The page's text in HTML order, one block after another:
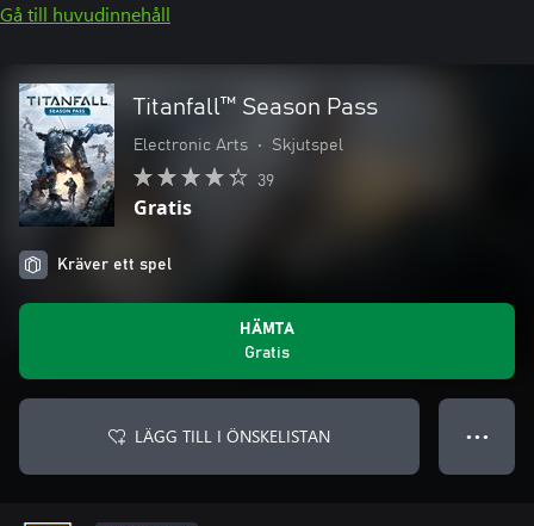
Gå till huvudinnehåll
Titanfall™ Season Pass
Electronic Arts • Skjutspel
39
Gratis
Kräver ett spel
HÄMTA
Gratis
LÄGG TILL I ÖNSKELISTAN ● ● ●